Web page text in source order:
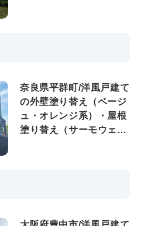
奈良県平群町/洋風戸建て
の外壁塗り替え（ベージ
ュ・オレンジ系）・屋根
塗り替え（サーモウェザ